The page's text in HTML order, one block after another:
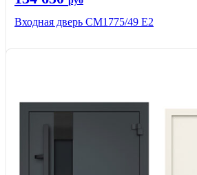
Входная дверь СМ1775/49 Е2